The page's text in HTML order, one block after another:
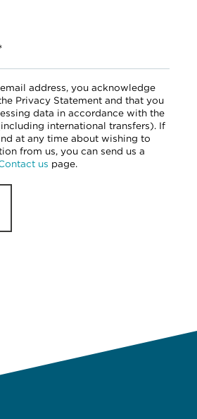
address, you acknowledge
Privacy Statement and that you
data in accordance with the
international transfers). If
at any time about wishing to
from us, you can send us a
us page.